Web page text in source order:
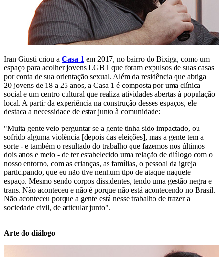
Iran Giusti criou a Casa 1 em 2017, no bairro do Bixiga, como um
espaço para acolher jovens LGBT que foram expulsos de suas casas
por conta de sua orientação sexual. Além da residência que abriga
20 jovens de 18 a 25 anos, a Casa 1 é composta por uma clínica
social e um centro cultural que realiza atividades abertas à população
local. A partir da experiência na construção desses espaços, ele
destaca a necessidade de estar junto à comunidade:
"Muita gente veio perguntar se a gente tinha sido impactado, ou
sofrido alguma violência [depois das eleições], mas a gente tem a
sorte - e também o resultado do trabalho que fazemos nos últimos
dois anos e meio - de ter estabelecido uma relação de diálogo com o
nosso entorno, com as crianças, as famílias, o pessoal da igreja
participando, que eu não tive nenhum tipo de ataque naquele
espaço. Mesmo sendo corpos dissidentes, tendo uma gestão negra e
trans. Não aconteceu e não é porque não está acontecendo no Brasil.
Não aconteceu porque a gente está nesse trabalho de trazer a
sociedade civil, de articular junto".
Arte do diálogo